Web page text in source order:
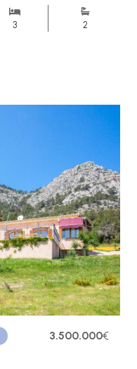
3 2
3.500.000€